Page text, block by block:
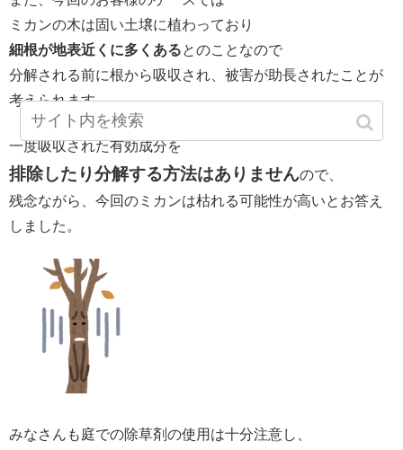
ミカンの木は固い土壌に植わっており
細根が地表近くに多くあるとのことなので
分解される前に根から吸収され、被害が助長されたことが
考えられます。
一度吸収された有効成分を
排除したり分解する方法はありませんので、
残念ながら、今回のミカンは枯れる可能性が高いとお答え
しました。
みなさんも庭での除草剤の使用は十分注意し、